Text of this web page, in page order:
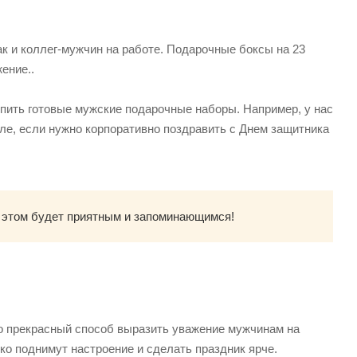
и коллег-мужчин на работе. Подарочные боксы на 23
готовые мужские подарочные наборы. Например, у нас
если нужно корпоративно поздравить с Днем защитника
будет приятным и запоминающимся!
способ выразить уважение мужчинам на
настроение и сделать праздник ярче.